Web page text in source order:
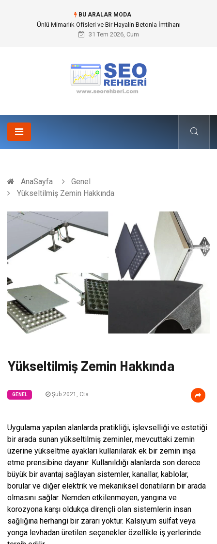
BU ARALAR MODA
Doğalgazlı Şömine Kültürü ve Modern İç Mekan Mimarisindeki Yeri
31 Tem 2026, Cum
AnaSayfa
Genel
Yükseltilmiş Zemin Hakkında
Yükseltilmiş Zemin Hakkında
GENEL Şub 2021, Cts
Uygulama yapılan alanlarda pratikliği, işlevselliği ve estetiği
bir arada sunan yükseltilmiş zeminler, mevcuttaki zemin
üzerine yükseltme ayakları kullanılarak ek bir zemin inşa
etme prensibine dayanır. Kullanıldığı alanlarda son derece
büyük bir avantaj sağlayan sistemler, kanallar, kablolar,
borular ve diğer elektrik ve mekaniksel donatıların bir arada
olmasını sağlar. Nemden etkilenmeyen, yangına ve
korozyona karşı oldukça dirençli olan sistemlerin insan
sağlığına herhangi bir zararı yoktur. Kalsiyum sülfat veya
yonga levhadan üretilen seçenekler özellikle iş yerlerinde